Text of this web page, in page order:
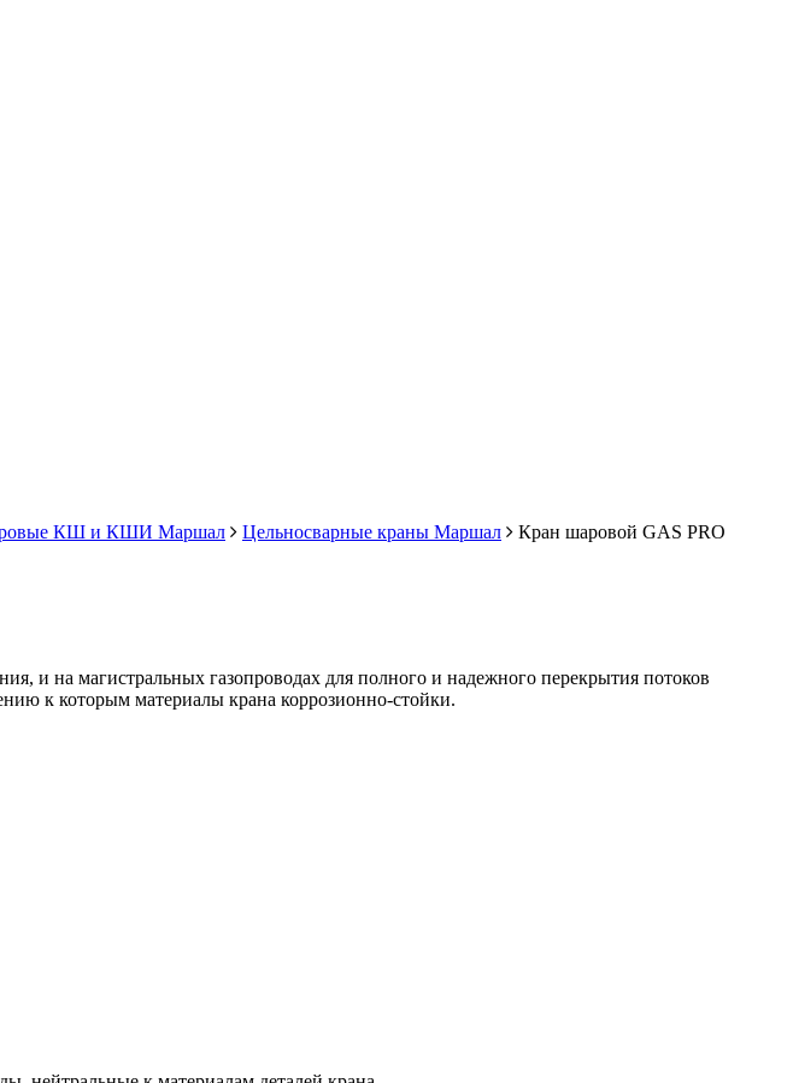
КШ и КШИ Маршал Цельносварные краны Маршал
Кран шаровой GAS PRO
и на магистральных газопроводах для полного и надежного перекрытия потоков
к которым материалы крана коррозионно-стойки.